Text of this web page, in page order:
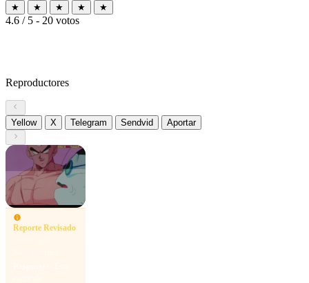
★ ★ ★ ★ ★
4.6 / 5 - 20 votos
Reproductores
Yellow X Telegram Sendvid Aportar
Reporte Revisado